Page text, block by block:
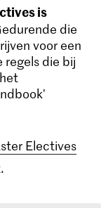
is
die
voor een
regels die bij
Electives